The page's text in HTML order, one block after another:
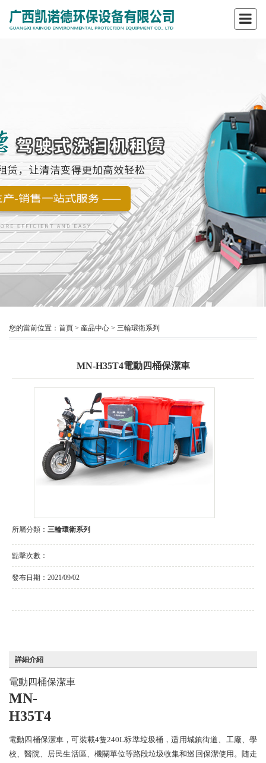
您的當前位置： 首頁 > 産品中心 > 三輪環衛系列
MN-H35T4電動四桶保潔車
所屬分類： 三輪環衛系列
點擊次數：
發布日期： 2021/09/02
詳細介紹
電動四桶保潔車
MN-
H35T4
電動四桶保潔車，可裝載4隻240L标準垃圾桶，适用城鎮街道、工廠、學
校、醫院、居民生活區、機關單位等路段垃圾收集和巡回保潔使用。随走